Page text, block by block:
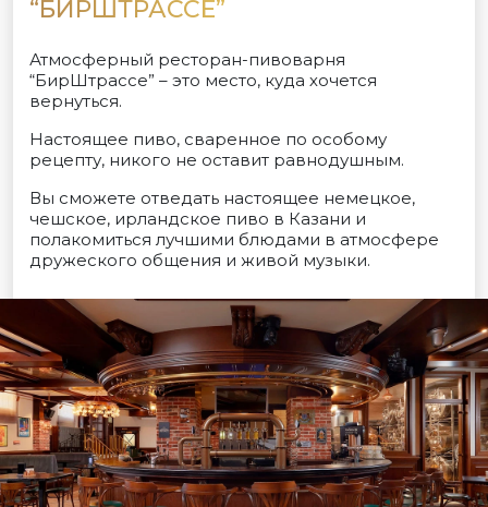
“БИРШТРАССЕ”
Атмосферный ресторан-пивоварня
“БирШтрассе” – это место, куда хочется
вернуться.
Настоящее пиво, сваренное по особому
рецепту, никого не оставит равнодушным.
Вы сможете отведать настоящее немецкое,
чешское, ирландское пиво в Казани и
полакомиться лучшими блюдами в атмосфере
дружеского общения и живой музыки.